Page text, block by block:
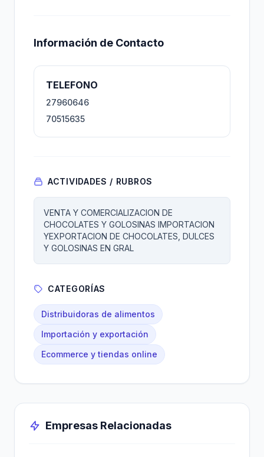
Información de Contacto
TELEFONO
27960646
70515635
ACTIVIDADES / RUBROS
VENTA Y COMERCIALIZACION DE
CHOCOLATES Y GOLOSINAS IMPORTACION
YEXPORTACION DE CHOCOLATES, DULCES
Y GOLOSINAS EN GRAL
CATEGORÍAS
Distribuidoras de alimentos
Importación y exportación
Ecommerce y tiendas online
Empresas Relacionadas